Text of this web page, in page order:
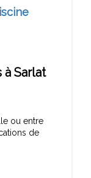
Sarlat
ou entre
de